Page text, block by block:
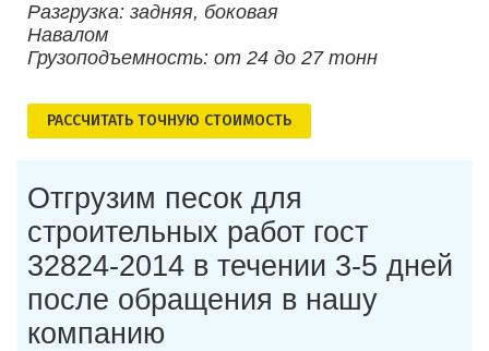
Разгрузка: задняя, боковая
Навалом
Грузоподъемность: от 24 до 27 тонн
РАСCЧИТАТЬ ТОЧНУЮ СТОИМОСТЬ
Отгрузим песок для
строительных работ гост
32824-2014 в течении 3-5 дней
после обращения в нашу
компанию